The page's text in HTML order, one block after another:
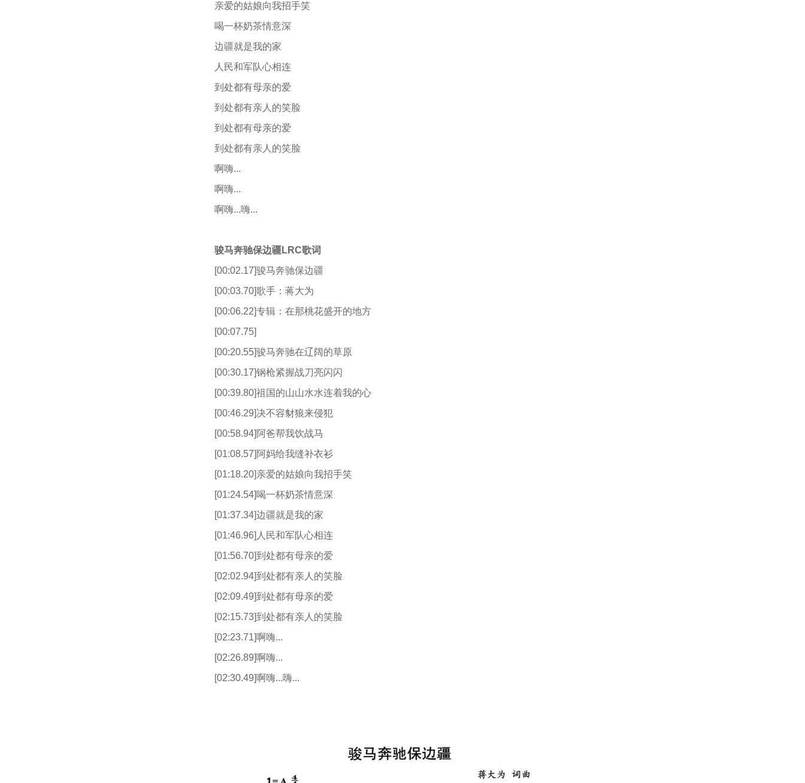
亲爱的姑娘向我招手笑
喝一杯奶茶情意深
边疆就是我的家
人民和军队心相连
到处都有母亲的爱
到处都有亲人的笑脸
到处都有母亲的爱
到处都有亲人的笑脸
啊嗨...
啊嗨...
啊嗨...嗨...
骏马奔驰保边疆LRC歌词
[00:02.17]骏马奔驰保边疆
[00:03.70]歌手：蒋大为
[00:06.22]专辑：在那桃花盛开的地方
[00:07.75]
[00:20.55]骏马奔驰在辽阔的草原
[00:30.17]钢枪紧握战刀亮闪闪
[00:39.80]祖国的山山水水连着我的心
[00:46.29]决不容豺狼来侵犯
[00:58.94]阿爸帮我饮战马
[01:08.57]阿妈给我缝补衣衫
[01:18.20]亲爱的姑娘向我招手笑
[01:24.54]喝一杯奶茶情意深
[01:37.34]边疆就是我的家
[01:46.96]人民和军队心相连
[01:56.70]到处都有母亲的爱
[02:02.94]到处都有亲人的笑脸
[02:09.49]到处都有母亲的爱
[02:15.73]到处都有亲人的笑脸
[02:23.71]啊嗨...
[02:26.89]啊嗨...
[02:30.49]啊嗨...嗨...